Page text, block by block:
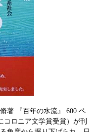
著 『百年の水流』 600 ペ
コロニア文学賞受賞）が刊